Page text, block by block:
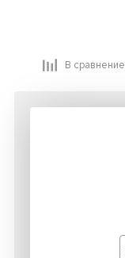
В сравнение